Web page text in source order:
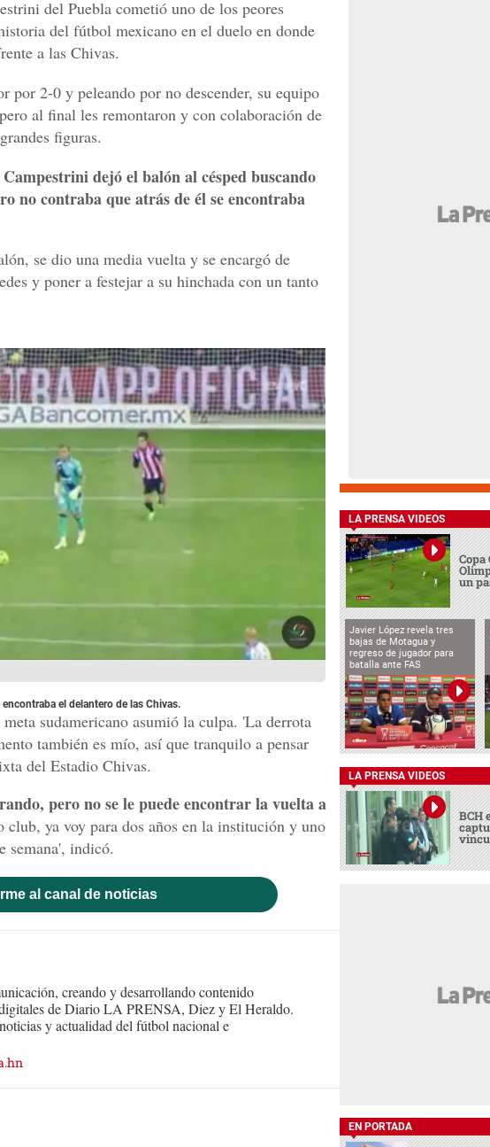
del Puebla cometió uno de los peores
del fútbol mexicano en el duelo en donde
a las Chivas.
por 2-0 y peleando por no descender, su equipo
al final les remontaron y con colaboración de
figuras.
dejó el balón al césped buscando
no contraba que atrás de él se encontraba
se dio una media vuelta y se encargó de
y poner a festejar a su hinchada con un tanto
el delantero de las Chivas.
sudamericano asumió la culpa. 'La derrota
también es mío, así que tranquilo a pensar
del Estadio Chivas.
pero no se le puede encontrar la vuelta a
club, ya voy para dos años en la institución y uno
semana', indicó.
al canal de noticias
creando y desarrollando contenido
de Diario LA PRENSA, Diez y El Heraldo.
y actualidad del fútbol nacional e
LA PRENSA VIDEOS
un
Javier López revela tres
bajas de Motagua y
regreso de jugador para
batalla ante FAS
LA PRENSA VIDEOS
BCH
EN PORTADA